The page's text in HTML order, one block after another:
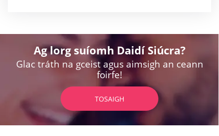
Ag lorg suíomh Daidí Siúcra?
Glac tráth na gceist agus aimsigh an ceann
foirfe!
TOSAIGH